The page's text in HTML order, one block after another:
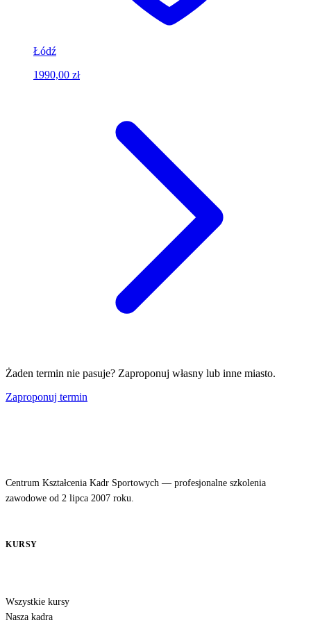
Łódź
1990,00 zł
Żaden termin nie pasuje? Zaproponuj własny lub inne miasto.
Zaproponuj termin
Centrum Kształcenia Kadr Sportowych — profesjonalne szkolenia
zawodowe od 2 lipca 2007 roku.
KURSY
Wszystkie kursy
Nasza kadra